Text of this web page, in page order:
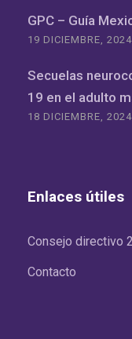
GPC – Guía
19 DICIEMBRE, 2024
Secuelas
19 en el adulto
18 DICIEMBRE, 2024
Enlaces útiles
Consejo directivo
Contacto